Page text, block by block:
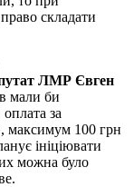
складати
ЛМР Євген
мали би
за
максимум 100 грн
ініціювати
можна було